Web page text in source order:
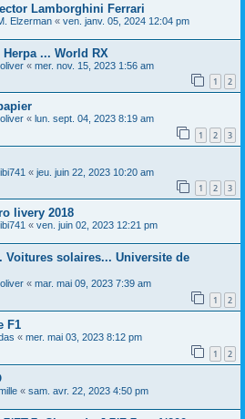
Lamborghini Ferrari
Elzerman « ven. janv. 05, 2024 12:04 pm
... World RX
« mer. nov. 15, 2023 1:56 am
1 2
« lun. sept. 04, 2023 8:19 am
1 2 3
« jeu. juin 22, 2023 10:20 am
1 2 3
livery 2018
« ven. juin 02, 2023 12:21 pm
Voitures solaires... Universite de
« mar. mai 09, 2023 7:39 am
1 2
F1
« mer. mai 03, 2023 8:12 pm
1 2
« sam. avr. 22, 2023 4:50 pm